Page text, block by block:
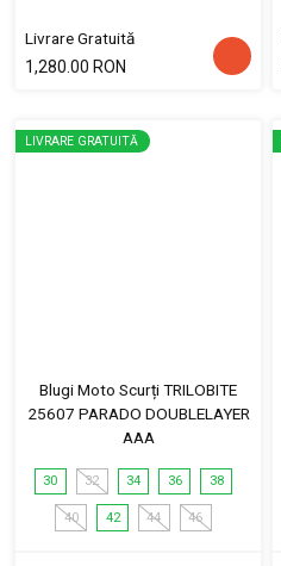
Livrare Gratuită
1,280.00 RON
LIVRARE GRATUITĂ
Blugi Moto Scurți TRILOBITE
25607 PARADO DOUBLELAYER
AAA
30 32 34 36 38
40 42 44 46